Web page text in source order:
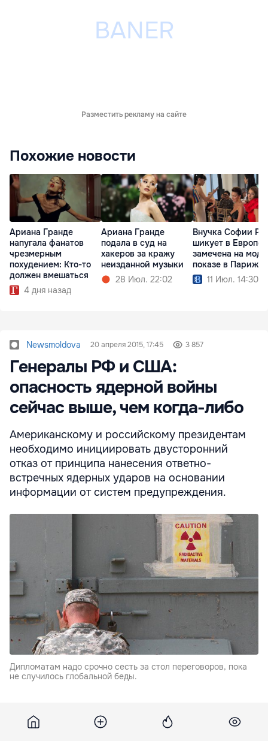
Разместить рекламу на сайте
Похожие новости
Ариана Гранде
напугала фанатов
чрезмерным
похудением: Кто-то
должен вмешаться
4 дня назад
Ариана Гранде
подала в суд на
хакеров за кражу
неизданной музыки
28 Июл. 22:02
Внучка Софии
шикует в Европе:
замечена на
показе в Париже
11 Июл. 14:30
Newsmoldova 20 апреля 2015, 17:45 3 857
Генералы РФ и США:
опасность ядерной войны
сейчас выше, чем когда-либо
Американскому и российскому президентам
необходимо инициировать двусторонний
отказ от принципа нанесения ответно-
встречных ядерных ударов на основании
информации от систем предупреждения.
Дипломатам надо срочно сесть за стол переговоров, пока
не случилось глобальной беды.
А дипломатам надо срочно сесть за стол
переговоров, пока не случилось глобальной беды,